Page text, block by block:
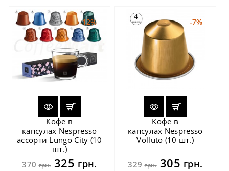
-12%
Кофе в
капсулах Nespresso
ассорти Lungo City (10
шт.)
370грн.325 грн.
-7%
Кофе в
капсулах Nespresso
Volluto (10 шт.)
329грн.305 грн.